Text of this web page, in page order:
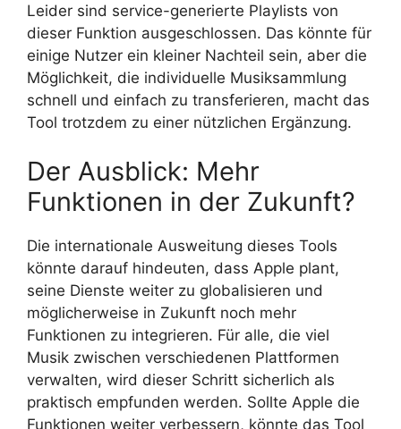
Leider sind service-generierte Playlists von
dieser Funktion ausgeschlossen. Das könnte für
einige Nutzer ein kleiner Nachteil sein, aber die
Möglichkeit, die individuelle Musiksammlung
schnell und einfach zu transferieren, macht das
Tool trotzdem zu einer nützlichen Ergänzung.
Der Ausblick: Mehr
Funktionen in der Zukunft?
Die internationale Ausweitung dieses Tools
könnte darauf hindeuten, dass Apple plant,
seine Dienste weiter zu globalisieren und
möglicherweise in Zukunft noch mehr
Funktionen zu integrieren. Für alle, die viel
Musik zwischen verschiedenen Plattformen
verwalten, wird dieser Schritt sicherlich als
praktisch empfunden werden. Sollte Apple die
Funktionen weiter verbessern, könnte das Tool